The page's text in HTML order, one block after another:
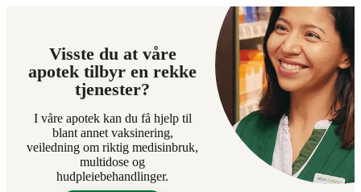
Visste du at våre
apotek tilbyr en rekke
tjenester?
I våre apotek kan du få hjelp til
blant annet vaksinering,
veiledning om riktig medisinbruk,
multidose og
hudpleiebehandlinger.